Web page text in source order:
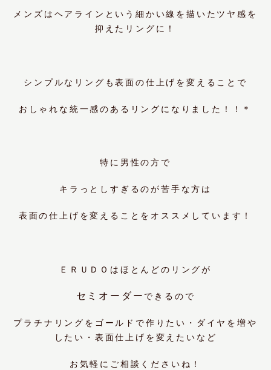
メンズは ヘアライン という細かい線を描いたツヤ感を
抑えたリングに！
シンプルなリングも表面の仕上げを変えることで
おしゃれな統一感のあるリングになりました！！＊
特に男性の方で
キラっとしすぎるのが苦手な方は
表面の仕上げを変えることをオススメしています！
ＥＲＵＤＯはほとんどのリングが
セミオーダー できるので
プラチナリングをゴールドで作りたい・ダイヤを増や
したい・表面仕上げを変えたいなど
お気軽にご相談くださいね！